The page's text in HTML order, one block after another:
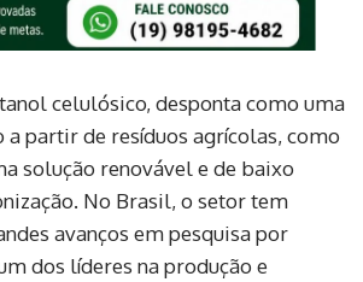
celulósico, desponta como uma
partir de resíduos agrícolas, como
solução renovável e de baixo
No Brasil, o setor tem
avanços em pesquisa por
dos líderes na produção e